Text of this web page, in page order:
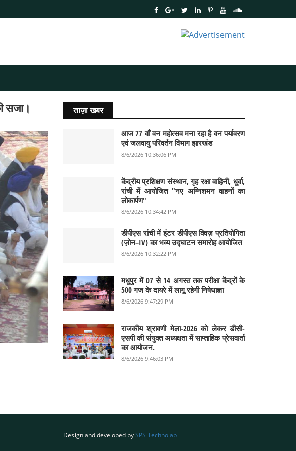
सजा। ताज़ा खबर
आज 77 वाँ वन महोत्सव मना रहा है वन पर्यावरण
एवं जलवायु परिवर्तन विभाग झारखंड
8/6/2026 10:36:06 PM
केंद्रीय प्रशिक्षण संस्थान, गृह रक्षा वाहिनी, धुर्वा,
रांची में आयोजित "नए अग्निशमन वाहनों का
लोकार्पण"
8/6/2026 10:34:42 PM
डीपीएस रांची में इंटर डीपीएस क्विज़ प्रतियोगिता
(ज़ोन–IV) का भव्य उद्घाटन समारोह आयोजित
8/6/2026 10:32:22 PM
मधुपुर में 07 से 14 अगस्त तक परीक्षा केंद्रों के
500 गज के दायरे में लागू रहेगी निषेधाज्ञा
8/6/2026 9:47:29 PM
राजकीय श्रावणी मेला-2026 को लेकर डीसी-
एसपी की संयुक्त अध्यक्षता में साप्ताहिक प्रेसवार्ता
का आयोजन.
8/6/2026 9:46:03 PM
Design and developed bySPS Technolab